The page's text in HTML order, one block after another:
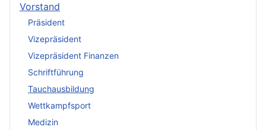
Vorstand
Präsident
Vizepräsident
Vizepräsident Finanzen
Schriftführung
Tauchausbildung
Wettkampfsport
Medizin